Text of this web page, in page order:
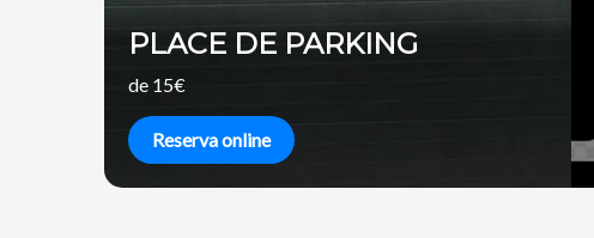
PLACE DE PARKING
de 15€
Reserva online